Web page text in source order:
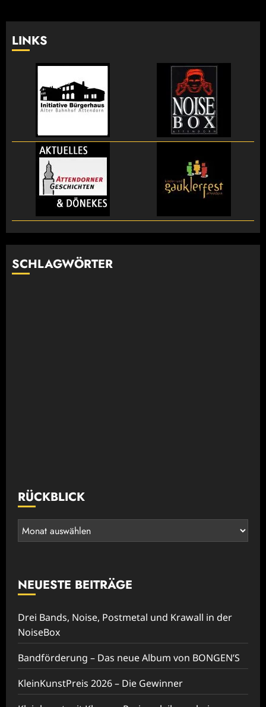
Beiträge
LINKS
SCHLAGWÖRTER
RÜCKBLICK
Rückblick
NEUESTE BEITRÄGE
Drei Bands, Noise, Postmetal und Krawall in der
NoiseBox
Bandförderung – Das neue Album von BONGEN’S
KleinKunstPreis 2026 – Die Gewinner